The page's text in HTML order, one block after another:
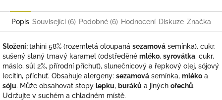
Popis Související (6) Podobné (6) Hodnocení Diskuze Značka
Složení:tahini 58% (rozemletá oloupaná sezamová semínka), cukr,
sušený slaný tmavý karamel (odstředěné mléko, syrovátka, cukr,
máslo, sůl 2%, přírodní příchuť), slunečnicový a řepkový olej, sójový
lecitin, příchuť. Obsahuje alergeny: sezamová semínka, mléko a
sóju. Může obsahovat stopy lepku, buráků a jiných ořechů.
Udržujte v suchém a chladném místě.